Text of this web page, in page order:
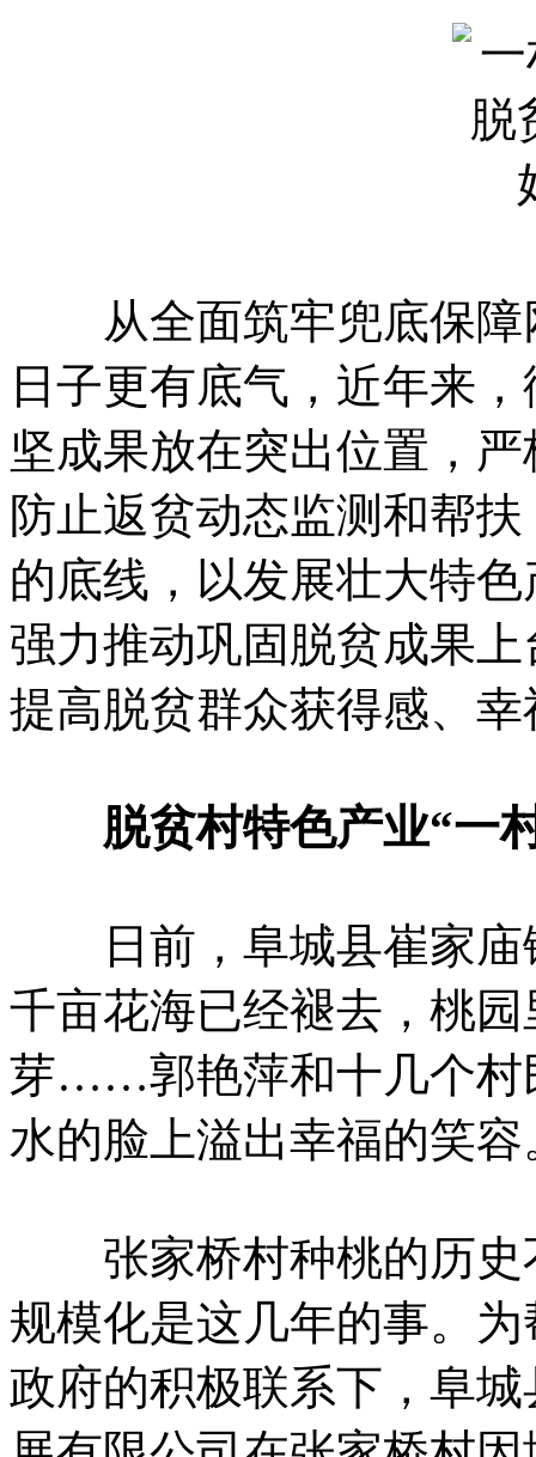
从全面筑牢兜底保障
日子更有底气，近年来
坚成果放在突出位置，
防止返贫动态监测和帮
的底线，以发展壮大特
强力推动巩固脱贫成果上
提高脱贫群众获得感、幸
脱贫村特色产业“一
日前，阜城县崔家庙
千亩花海已经褪去，桃
芽……郭艳萍和十几个村
水的脸上溢出幸福的笑容
张家桥村种桃的历史
规模化是这几年的事。
政府的积极联系下，阜